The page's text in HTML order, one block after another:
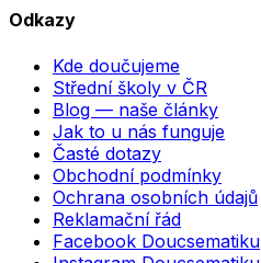
Odkazy
Kde doučujeme
Střední školy v ČR
Blog — naše články
Jak to u nás funguje
Časté dotazy
Obchodní podmínky
Ochrana osobních údajů
Reklamační řád
Facebook Doucsematiku